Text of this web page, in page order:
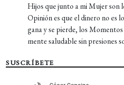
Hijos que junto a mi Mujer son
Opinión es que el dinero no es
gana y se pierde, los
mente saludable sin presiones
SUSCRÍBETE